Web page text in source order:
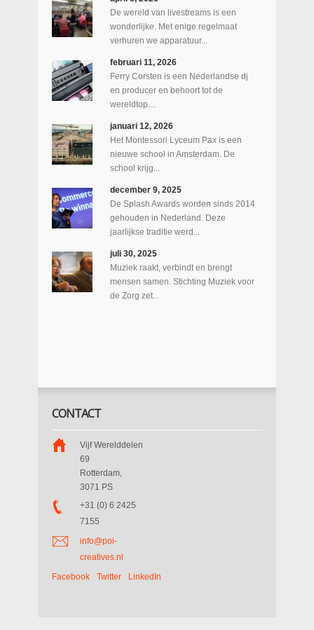
De wereld van livestreams is een
wonderlijke. Met enige regelmaat
verhuren we apparatuur...
februari 11, 2026
Ferry Corsten is een Nederlandse dj
en producer en behoort tot de
wereldtop....
januari 12, 2026
Het Montessori Lyceum Pax is een
nieuwe school in Amsterdam. De
school krijg...
december 9, 2025
De Splash Awards worden sinds 2014
gehouden in Nederland. Deze
jaarlijkse traditie werd...
juli 30, 2025
Muziek raakt, verbindt en brengt
mensen samen. Stichting Muziek voor
de Zorg zet...
CONTACT
Vijf Werelddelen
69
Rotterdam,
3071 PS
+31 (0) 6 2425
7155
info@poi-
creatives.nl
Facebook
Twitter LinkedIn